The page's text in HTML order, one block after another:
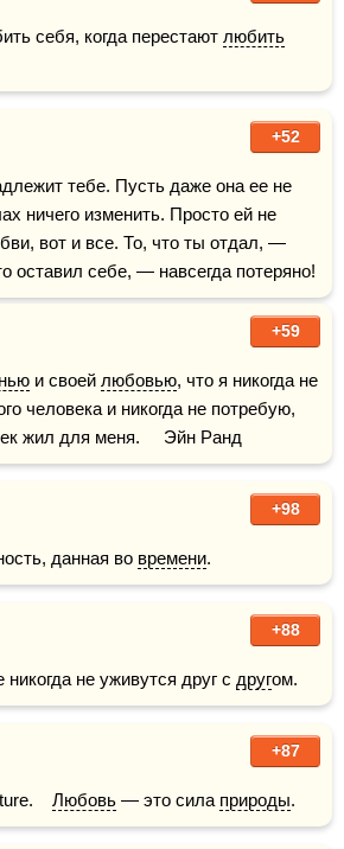
себя, когда перестают любить
+52
тебе. Пусть даже она ее не
ничего изменить. Просто ей не
вот и все. То, что ты отдал, —
оставил себе, — навсегда потеряно!
+59
и своей любовью, что я никогда не
человека и никогда не потребую,
жил для меня.     Эйн Ранд
+98
данная во времени.
+88
никогда не уживутся друг с другом.
+87
Любовь — это сила природы.